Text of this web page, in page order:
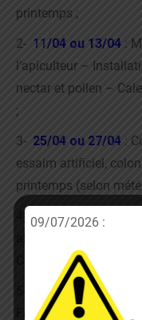
printemps ;
2- 11 /04 ou 13/04 :
l’apiculteur –
nectar et pollen –
;
3- 25/04 ou 27/04 :
essaim artificiel,
printemps (selon
4-16/05 ou 18/05
Comptage varroas ;
13/06 ou 15/06
France – Littérature
09/07/2026 :